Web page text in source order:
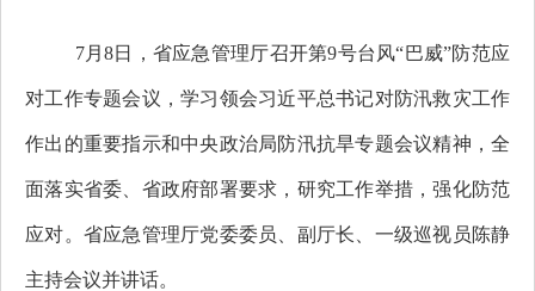
7月8日，省应急管理厅召开第9号台风“巴威”防范应
对工作专题会议，学习领会习近平总书记对防汛救灾工作
作出的重要指示和中央政治局防汛抗旱专题会议精神，全
面落实省委、省政府部署要求，研究工作举措，强化防范
应对。省应急管理厅党委委员、副厅长、一级巡视员陈静
主持会议并讲话。